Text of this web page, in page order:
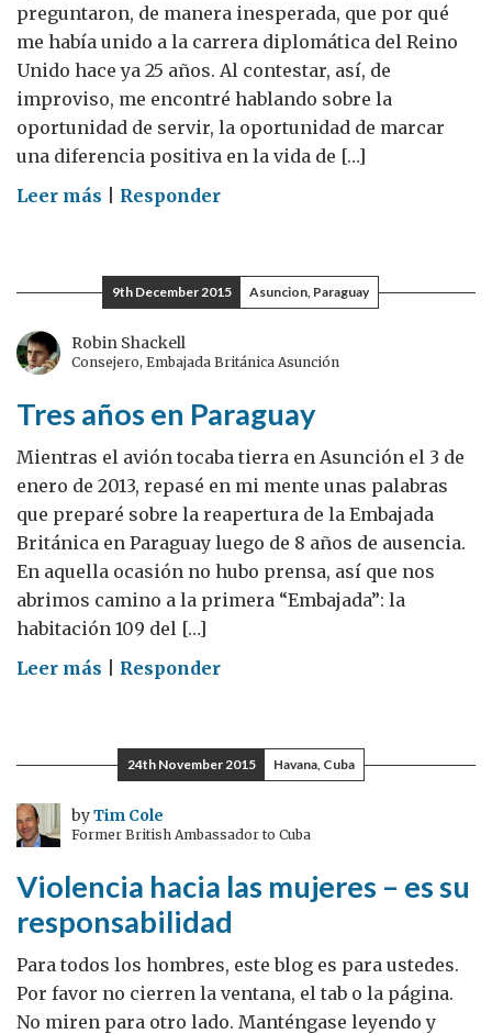
preguntaron, de manera inesperada, que por qué
me había unido a la carrera diplomática del Reino
Unido hace ya 25 años. Al contestar, así, de
improviso, me encontré hablando sobre la
oportunidad de servir, la oportunidad de marcar
una diferencia positiva en la vida de […]
Leer más on
promover
los
derechos
humanos
siendo
una
parte
importante
de
mi
carrera
Responder
9th December 2015 Asuncion, Paraguay
Robin Shackell
Consejero, Embajada Británica Asunción
Tres años en Paraguay
Mientras el avión tocaba tierra en Asunción el 3 de
enero de 2013, repasé en mi mente unas palabras
que preparé sobre la reapertura de la Embajada
Británica en Paraguay luego de 8 años de ausencia.
En aquella ocasión no hubo prensa, así que nos
abrimos camino a la primera “Embajada”: la
habitación 109 del […]
Leer más on
en
Paraguay
Responder
24th November 2015 Havana, Cuba
byTim Cole
Former British Ambassador to Cuba
Violencia hacia las mujeres – es su
responsabilidad
Para todos los hombres, este blog es para ustedes.
Por favor no cierren la ventana, el tab o la página.
No miren para otro lado. Manténgase leyendo y